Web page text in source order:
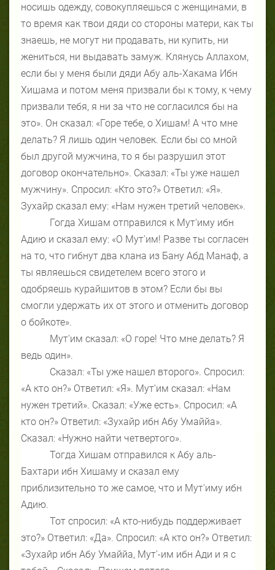
носишь одежду, совокупляешься с женщинами, в
то время как твои дяди со стороны матери, как ты
знаешь, не могут ни продавать, ни купить, ни
жениться, ни выдавать замуж. Клянусь Аллахом,
если бы у меня были дяди Абу аль-Хакама Ибн
Хишама и потом меня призвали бы к тому, к чему
призвали тебя, я ни за что не согласился бы на
это». Он сказал: «Горе тебе, о Хишам! А что мне
делать? Я лишь один человек. Если бы со мной
был другой мужчина, то я бы разрушил этот
договор окончательно». Сказал: «Ты уже нашел
мужчину». Спросил: «Кто это?» Ответил: «Я».
Зухайр сказал ему: «Нам нужен третий человек».
Гогда Хишам отправился к Мут'иму ибн
Адию и сказал ему: «О Мут'им! Разве ты согласен
на то, что гибнут два клана из Бану Абд Манаф, а
ты являешься свидетелем всего этого и
одобряешь курайшитов в этом? Если бы вы
смогли удержать их от этого и отменить договор
о бойкоте».
Мут'им сказал: «О горе! Что мне делать? Я
ведь один».
Сказал: «Ты уже нашел второго». Спросил:
«А кто он?» Ответил: «Я». Мут'им сказал: «Нам
нужен третий». Сказал: «Уже есть». Спросил: «А
кто он?» Ответил: «Зухайр ибн Абу Умаййа».
Сказал: «Нужно найти четвертого».
Тогда Хишам отправился к Абу аль-
Бахтари ибн Хишаму и сказал ему
приблизительно то же самое, что и Мут'иму ибн
Адию.
Тот спросил: «А кто-нибудь поддерживает
это?» Ответил: «Да». Спросил: «А кто он?» Ответил:
«Зухайр ибн Абу Умаййа, Мут'-им ибн Ади и я с